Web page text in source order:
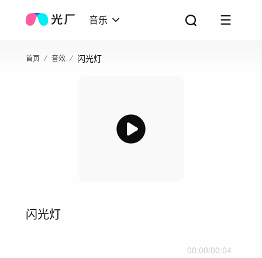
音乐
首页 音效 闪光灯
闪光灯
00:00/00:04